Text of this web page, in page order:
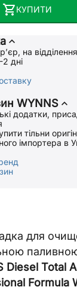
КУПИТИ
на
дні
WYNNS
додатки,
тільни
імпортера в
для
Diesel Total
Formula